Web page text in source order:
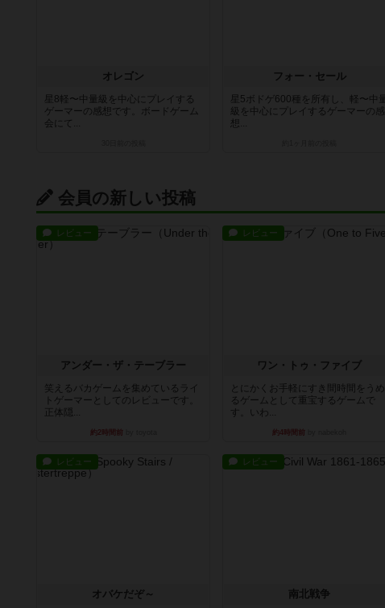
オレゴン
星8軽〜中量級を中心にプレイする
ゲーマーの感想です。ボードゲーム
会にて...
フォー・セール
星5ボドゲ600種を所有し、軽〜中量
級を中心にプレイするゲーマーの感
想...
会員の新しい投稿
レビュー
アンダー・ザ・テーブラー
笑えるバカゲームを集めているライ
トゲーマーとしてのレビューです。
正体隠...
約2時間前
レビュー
ワン・トゥ・ファイブ
とにかくお手軽にすき間時間をうめ
るゲームとして重宝するゲームで
す。いわ...
約4時間前
レビュー
オバケだぞ～
レビュー
南北戦争